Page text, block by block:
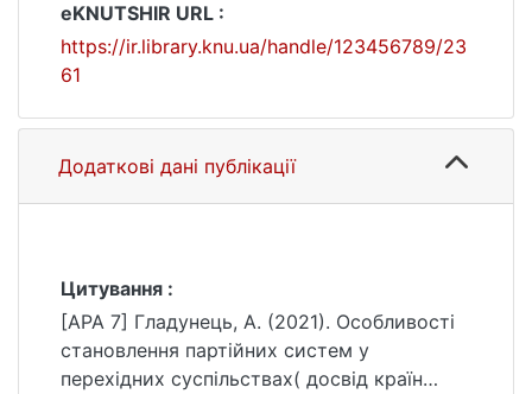
eKNUTSHIR URL :
https://ir.library.knu.ua/handle/123456789/23
61
Додаткові дані публікації
Цитування :
[APA 7] Гладунець, А. (2021). Особливості
становлення партійних систем у
перехідних суспільствах( досвід країн